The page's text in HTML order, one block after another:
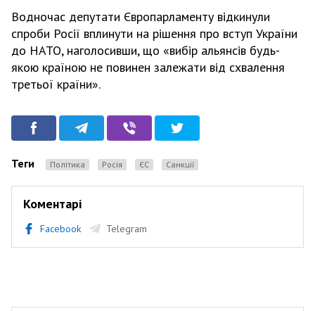
Водночас депутати Європарламенту відкинули
спроби Росії вплинути на рішення про вступ України
до НАТО, наголосивши, що «вибір альянсів будь-
якою країною не повинен залежати від схвалення
третьої країни».
Теги Політика Росія ЄС Санкції
Коментарі
Facebook Telegram